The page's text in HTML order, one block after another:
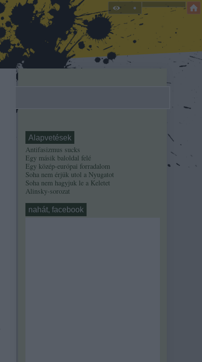
Alapvetések
Antifasizmus sucks
Egy másik baloldal felé
Egy közép-európai forradalom
Soha nem érjük utol a Nyugatot
Soha nem hagyjuk le a Keletet
Alinsky-sorozat
nahát, facebook